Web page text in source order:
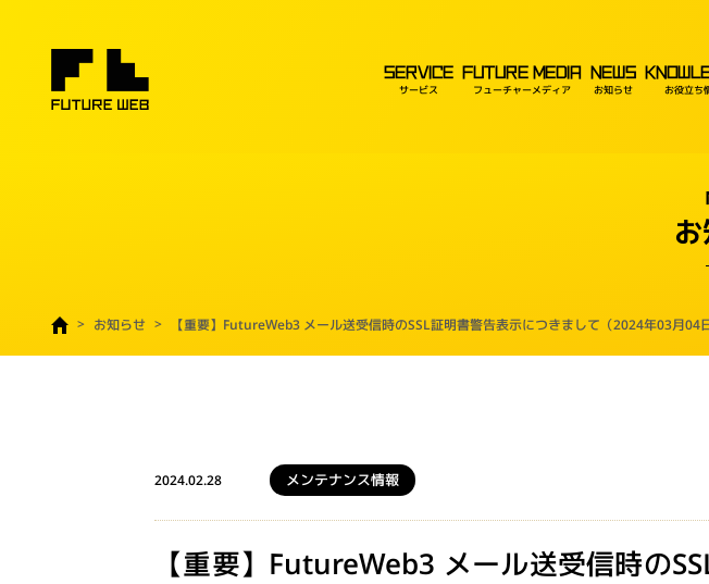
SERVICE
サービス
FUTURE MEDIA
フューチャーメディア
NEWS
お知らせ
お役立ち
お知らせ 【重要】FutureWeb3 メール送受信時のSSL証明書警告表示につきまして（2024年03月04
2024.02.28 メンテナンス情報
【重要】FutureWeb3 メール送受信時の